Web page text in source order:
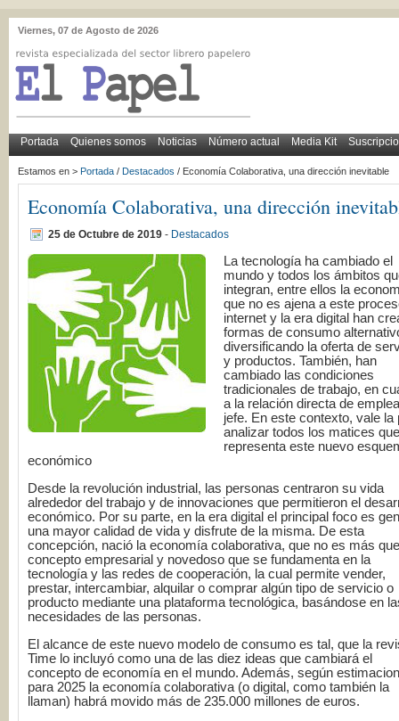
Viernes, 07 de Agosto de 2026
Portada Quienes somos Noticias Número actual Media Kit
Estamos en > Portada / Destacados / Economía Colaborativa, una dirección inevitable
Economía Colaborativa, una dirección
25 de Octubre de 2019 - Destacados
La tecnología ha cambiado el
mundo y todos los ámbitos
integran, entre ellos la
que no es ajena a este
internet y la era digital han
formas de consumo
diversificando la oferta de
y productos. También, han
cambiado las condiciones
tradicionales de trabajo, en
a la relación directa de
jefe. En este contexto, vale la
analizar todos los matices que
representa este nuevo
económico
Desde la revolución industrial, las personas centraron su vida
alrededor del trabajo y de innovaciones que permitieron el
económico. Por su parte, en la era digital el principal foco es
una mayor calidad de vida y disfrute de la misma. De esta
concepción, nació la economía colaborativa, que no es más
concepto empresarial y novedoso que se fundamenta en la
tecnología y las redes de cooperación, la cual permite vender,
prestar, intercambiar, alquilar o comprar algún tipo de servicio o
producto mediante una plataforma tecnológica, basándose en
necesidades de las personas.
El alcance de este nuevo modelo de consumo es tal, que la
Time lo incluyó como una de las diez ideas que cambiará el
concepto de economía en el mundo. Además, según
para 2025 la economía colaborativa (o digital, como también la
llaman) habrá movido más de 235.000 millones de euros.